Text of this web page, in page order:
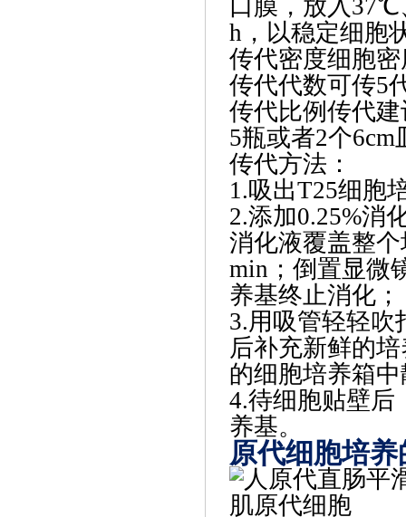
口膜，放入37℃
h，以稳定细胞
传代密度细胞密
传代代数可传5
传代比例 传代建
5瓶或者2个6cm
传代方法：
1.吸出T25细胞
2.添加0.25%消
消化液覆盖整
min；倒置显微
养基终止消化；
3.用吸管轻轻吹
后补充新鲜的
的细胞培养箱
4.待细胞贴壁后
养基。
原代细胞培